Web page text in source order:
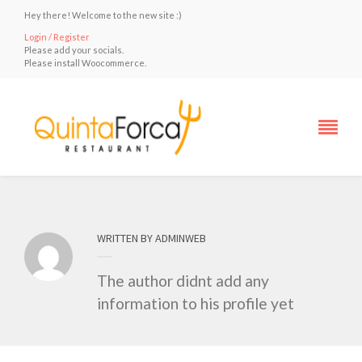
Hey there! Welcome to the new site :)
Login / Register
Please add your socials.
Please install Woocommerce.
WRITTEN BY ADMINWEB
The author didnt add any
information to his profile yet